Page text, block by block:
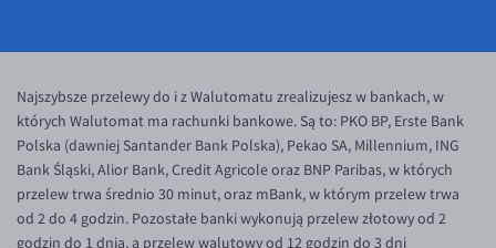
CZK/PLN
DKK/PLN
NOK/PLN
SEK/PLN
Inne pary walutowe
AUD/PLN
API dla biznesu
Partnerstwa
Walutomat Business
Program Afiliacyjny
Jak to działa
Prowizje i rabaty
Metody płatności
Banki i przelewy
Aplikacja mobilna
Bezpieczeństwo
Najszybsze przelewy do i z Walutomatu zrealizujesz w bankach, w
których Walutomat ma rachunki bankowe. Są to: PKO BP, Erste Bank
Polska (dawniej Santander Bank Polska), Pekao SA, Millennium, ING
Bank Śląski, Alior Bank, Credit Agricole oraz BNP Paribas, w których
przelew trwa średnio 30 minut, oraz mBank, w którym przelew trwa
od 2 do 4 godzin. Pozostałe banki wykonują przelew złotowy od 2
godzin do 1 dnia, a przelew walutowy od 12 godzin do 3 dni